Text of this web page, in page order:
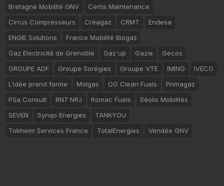
Bretagne Mobilité GNV
Certis Maintenance
Cirrus Compresseurs
Créagaz CRMT
Endesa
ENGIE Solutions
France Mobilité Biogaz
Gaz Electricité de Grenoble
Gaz'up Gazie
Gecos
GROUPE ADF
Groupe Sorégies Groupe VTE IMING
IVECO
L’idée prend forme
Molgas OG Clean Fuels
Primagaz
PSa Consult
RN7 NRJ Romac Fuels
Séolis Mobilités
SEVEN
Synqo Energies
TANKYOU
Tokheim Services France
TotalEnergies Vendée GNV